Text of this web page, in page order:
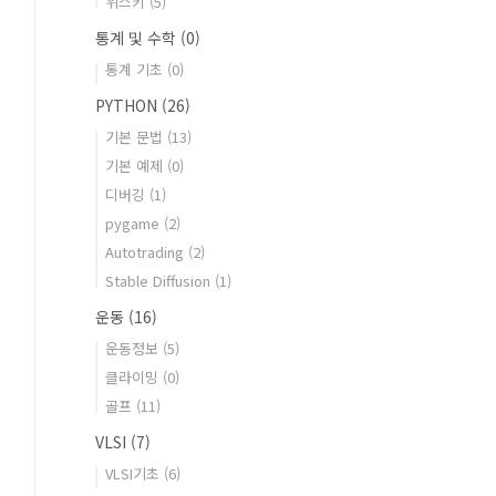
통계 및 수학 (0)
통계 기초 (0)
PYTHON (26)
기본 문법 (13)
기본 예제 (0)
디버깅 (1)
pygame (2)
Autotrading (2)
Stable Diffusion (1)
운동 (16)
운동정보 (5)
클라이밍 (0)
골프 (11)
VLSI (7)
VLSI기초 (6)